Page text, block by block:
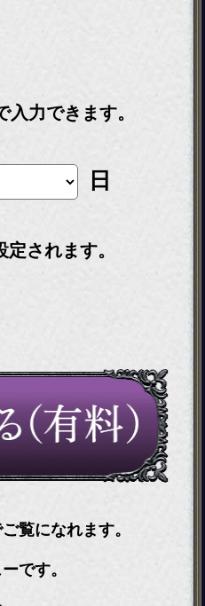
力できます。
日
されます。
覧になれます。
です。